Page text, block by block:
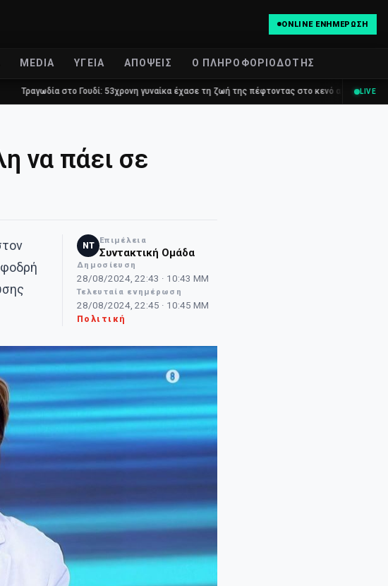
ONLINE ΕΝΗΜΈΡΩΣΗ
MEDIA ΥΓΕΊΑ ΑΠΌΨΕΙΣ Ο ΠΛΗΡΟΦΟΡΙΟΔΌΤΗΣ
Γουδί: 53χρονη γυναίκα έχασε τη ζωή της πέφτοντας στο κενό από τον πέμπτο όροφοLIVE
να πάει σε
NT Επιμέλεια
Συντακτική Ομάδα
Δημοσίευση
28/08/2024, 22:43 · 10:43 ΜΜ
Τελευταία ενημέρωση
28/08/2024, 22:45 · 10:45 ΜΜ
Πολιτική